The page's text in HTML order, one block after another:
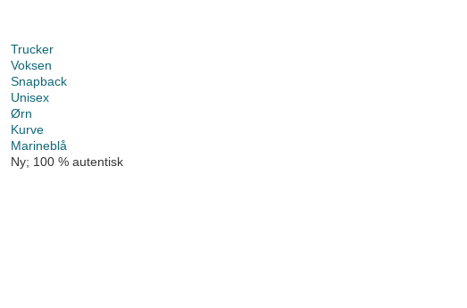
Trucker
Voksen
Snapback
Unisex
Ørn
Kurve
Marineblå
Ny; 100 % autentisk